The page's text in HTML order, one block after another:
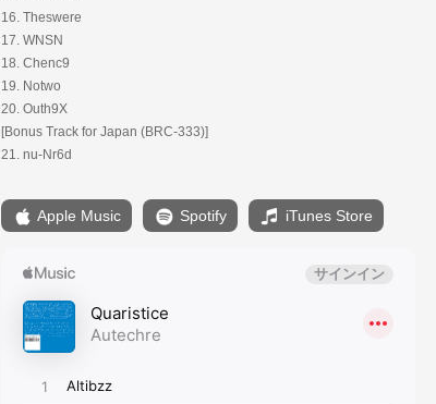
16. Theswere
17. WNSN
18. Chenc9
19. Notwo
20. Outh9X
[Bonus Track for Japan (BRC-333)]
21. nu-Nr6d
Apple Music Spotify iTunes Store